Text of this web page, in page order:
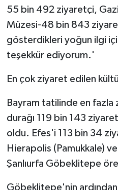
55 bin 492 ziyaretçi,
Müzesi-48 bin 843
gösterdikleri yoğun ilgi
teşekkür ediyorum.'
En çok ziyaret edilen
Bayram tatilinde en fazla
durağı 119 bin 143
oldu. Efes'i 113 bin 34
Hierapolis (Pamukkale)
Şanlıurfa Göbeklitepe
Göbeklitepe'nin ardından